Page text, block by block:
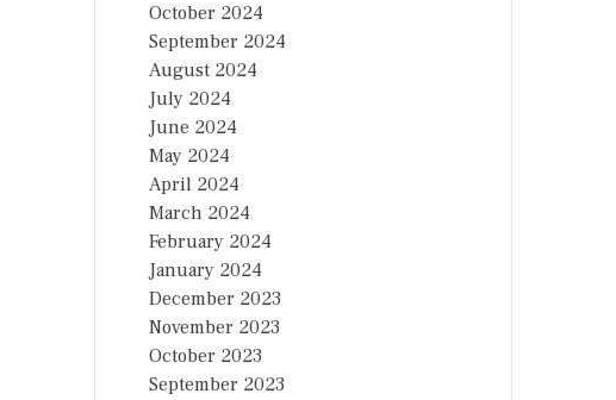
October 2024
September 2024
August 2024
July 2024
June 2024
May 2024
April 2024
March 2024
February 2024
January 2024
December 2023
November 2023
October 2023
September 2023